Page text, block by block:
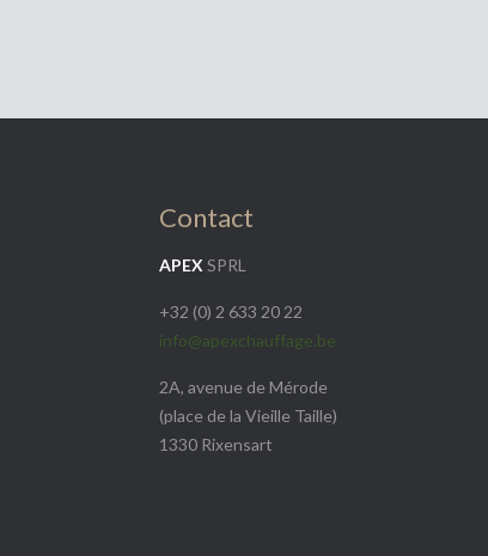
Contact
APEXSPRL
+32 (0) 2 633 20 22
info@apexchauffage.be
2A, avenue de Mérode
(place de la Vieille Taille)
1330 Rixensart